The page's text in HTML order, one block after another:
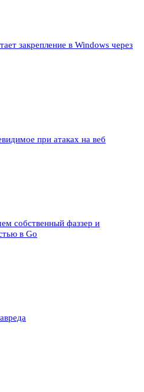
закрепление в Windows через
при атаках на веб
собственный фаззер и
в Go